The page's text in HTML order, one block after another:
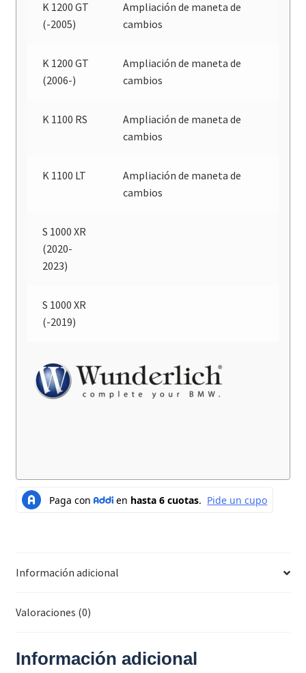
K 1200 GT
(-2005)
Ampliación de maneta de
cambios
K 1200 GT
(2006-)
Ampliación de maneta de
cambios
K 1100 RS
Ampliación de maneta de
cambios
K 1100 LT
Ampliación de maneta de
cambios
S 1000 XR
(2020-
2023)
S 1000 XR
(-2019)
Información adicional
Valoraciones (0)
Información adicional